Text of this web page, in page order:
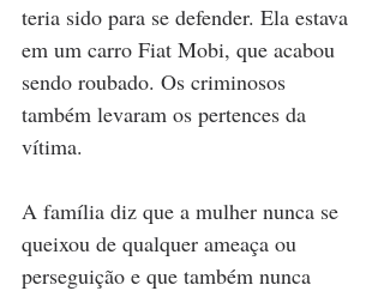
teria sido para se defender. Ela estava
em um carro Fiat Mobi, que acabou
sendo roubado. Os criminosos
também levaram os pertences da
vítima.
A família diz que a mulher nunca se
queixou de qualquer ameaça ou
perseguição e que também nunca